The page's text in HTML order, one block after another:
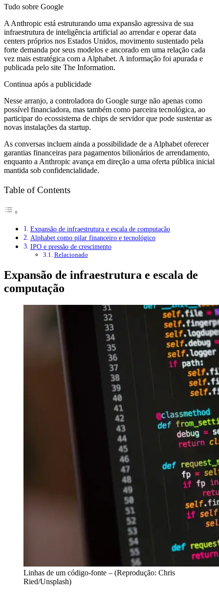
Tudo sobre Google
A Anthropic está estruturando uma expansão agressiva de sua
infraestrutura de inteligência artificial ao arrendar e operar data
centers próprios nos Estados Unidos, movimento sustentado pela
forte demanda por seus modelos e ancorado em uma relação cada
vez mais estratégica com a Alphabet. A informação foi apurada e
publicada pelo site The Information.
Continua após a publicidade
Nesse arranjo, a controladora do Google surge não apenas como
possível financiadora, mas também como parceira tecnológica, ao
participar do ecossistema de chips de servidor que pode sustentar as
novas instalações da startup.
As conversas incluem ainda a possibilidade de a Alphabet oferecer
garantias financeiras para pagamentos bilionários de arrendamento,
enquanto a Anthropic avança em direção a uma oferta pública inicial
mantida sob confidencialidade.
Table of Contents
Expansão de infraestrutura e escala de computação
Alphabet como pilar financeiro e tecnológico
IPO e pressão de crescimento
Relacionado
Expansão de infraestrutura e escala de
computação
Linhas de um código-fonte – (Reprodução: Chris
Ried/Unsplash)